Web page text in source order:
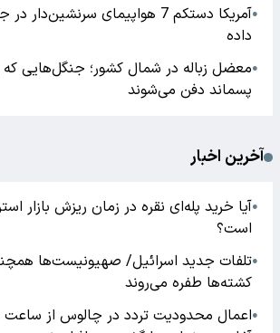
●
آمریکا دستکم 7 هواپیمای
داده
●معضل زباله در شمال کشور؛ جنگل‌هایی که
پسماند دفن می‌شوند
آخرین اخبار
●آیا خرید پله‌ای نقره در زمان ریزش بازار
است؟
●تلفات جدید اسرائیل/ صهیونیست‌ها
کشته‌ها طفره می‌روند
●